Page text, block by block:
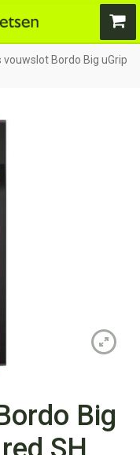
vouwslot Bordo Big uGrip
Big
SH